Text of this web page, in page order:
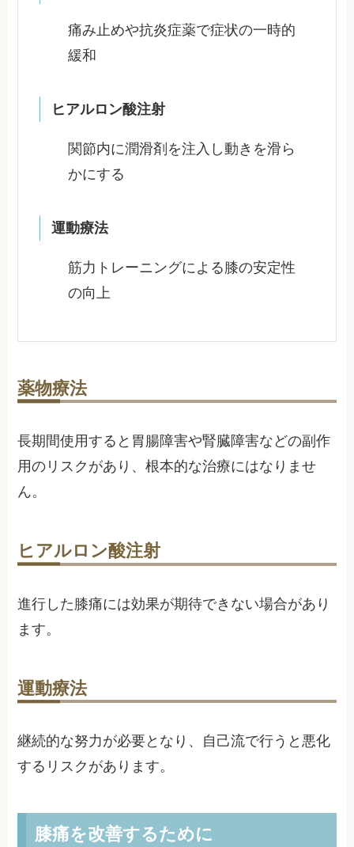
痛み止めや抗炎症薬で症状の一時的
緩和
ヒアルロン酸注射
関節内に潤滑剤を注入し動きを滑ら
かにする
運動療法
筋力トレーニングによる膝の安定性
の向上
薬物療法
長期間使用すると胃腸障害や腎臓障害などの副作
用のリスクがあり、根本的な治療にはなりませ
ん。
ヒアルロン酸注射
進行した膝痛には効果が期待できない場合があり
ます。
運動療法
継続的な努力が必要となり、自己流で行うと悪化
するリスクがあります。
膝痛を改善するために